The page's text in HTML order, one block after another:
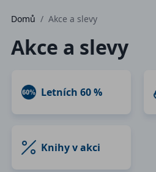
Domů / Akce a slevy
Akce a slevy
Letních 60 %
Knihy v akci